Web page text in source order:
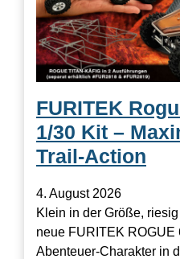
FURITEK
1/30 Kit –
Trail-Action
4. August 2026
Klein in der Größe,
neue FURITEK ROGUE
Abenteuer-Charakter in